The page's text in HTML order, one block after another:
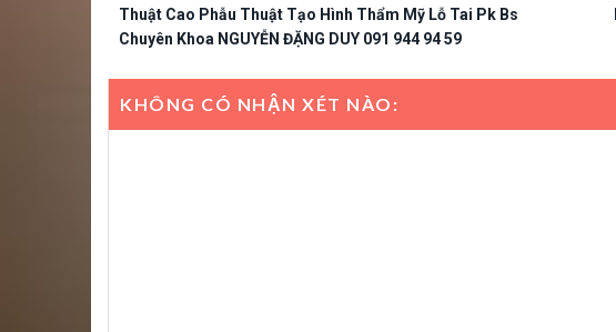
Thuật Cao Phẫu Thuật Tạo Hình Thẩm Mỹ Lỗ Tai Pk Bs
Chuyên Khoa NGUYỄN ĐẶNG DUY 091 944 94 59
KHÔNG CÓ NHẬN XÉT NÀO: